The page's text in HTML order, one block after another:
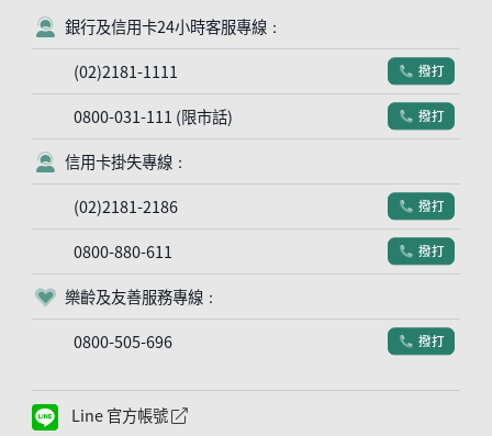
客服符號
銀行及信用卡24小時客服專線：
(02)2181-1111
電話符號
撥打
0800-031-111 (限市話) 電話符號
撥打
客服符號
信用卡掛失專線：
(02)2181-2186
電話符號
撥打
0800-880-611 電話符號
撥打
客服符號
樂齡及友善服務專線：
0800-505-696
電話符號
撥打
Line 官方帳號 外網連結符號